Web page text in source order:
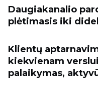
Daugiakanalio
plėtimasis iki
Klientų
kiekvienam
palaikymas,